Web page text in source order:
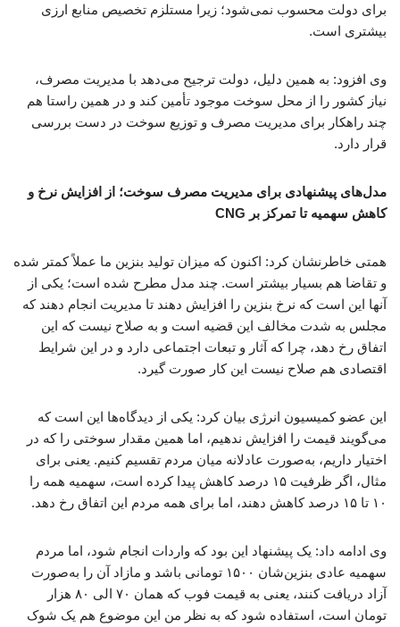
برای دولت محسوب نمی‌شود؛ زیرا مستلزم تخصیص منابع ارزی
بیشتری است.
وی افزود: به همین دلیل، دولت ترجیح می‌دهد با مدیریت مصرف،
نیاز کشور را از محل سوخت موجود تأمین کند و در همین راستا هم
چند راهکار برای مدیریت مصرف و توزیع سوخت در دست بررسی
قرار دارد.
مدل‌های پیشنهادی برای مدیریت مصرف سوخت؛ از افزایش نرخ و
کاهش سهمیه تا تمرکز بر CNG
همتی خاطرنشان کرد: اکنون که میزان تولید بنزین ما عملاً کمتر شده
و تقاضا هم بسیار بیشتر است. چند مدل مطرح شده است؛ یکی از
آنها این است که نرخ بنزین را افزایش دهند تا مدیریت انجام دهند که
مجلس به شدت مخالف این قضیه است و به صلاح نیست که این
اتفاق رخ دهد، چرا که آثار و تبعات اجتماعی دارد و در این شرایط
اقتصادی هم صلاح نیست این کار صورت گیرد.
این عضو کمیسیون انرژی بیان کرد: یکی از دیدگاه‌ها این است که
می‌گویند قیمت را افزایش ندهیم، اما همین مقدار سوختی را که در
اختیار داریم، به‌صورت عادلانه میان مردم تقسیم کنیم. یعنی برای
مثال، اگر ظرفیت ۱۵ درصد کاهش پیدا کرده است، سهمیه همه را
۱۰ تا ۱۵ درصد کاهش دهند، اما برای همه مردم این اتفاق رخ دهد.
وی ادامه داد: یک پیشنهاد این بود که واردات انجام شود، اما مردم
سهمیه عادی بنزین‌شان ۱۵۰۰ تومانی باشد و مازاد آن را به‌صورت
آزاد دریافت کنند، یعنی به قیمت فوب که همان ۷۰ الی ۸۰ هزار
تومان است، استفاده شود که به نظر من این موضوع هم یک شوک